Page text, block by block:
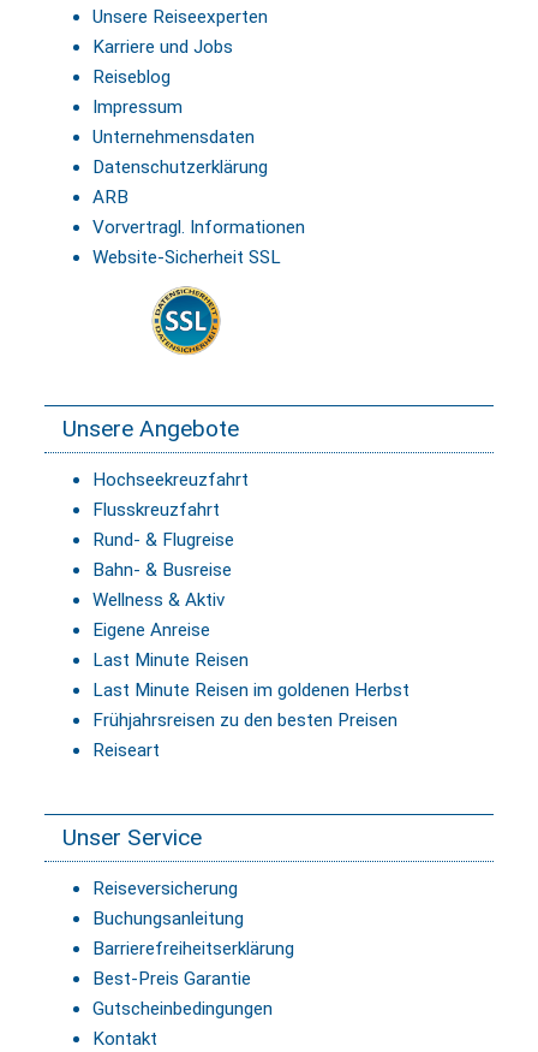
Unsere Reiseexperten
Karriere und Jobs
Reiseblog
Impressum
Unternehmensdaten
Datenschutzerklärung
ARB
Vorvertragl. Informationen
Website-Sicherheit SSL
Unsere Angebote
Hochseekreuzfahrt
Flusskreuzfahrt
Rund- & Flugreise
Bahn- & Busreise
Wellness & Aktiv
Eigene Anreise
Last Minute Reisen
Last Minute Reisen im goldenen Herbst
Frühjahrsreisen zu den besten Preisen
Reiseart
Unser Service
Reiseversicherung
Buchungsanleitung
Barrierefreiheitserklärung
Best-Preis Garantie
Gutscheinbedingungen
Kontakt